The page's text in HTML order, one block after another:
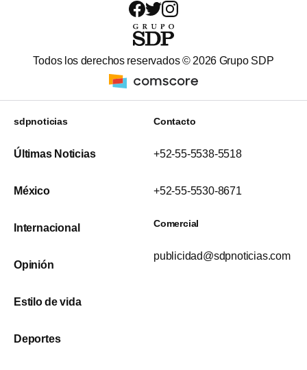
Todos los derechos reservados © 2026 Grupo SDP
sdpnoticias
Últimas Noticias
México
Internacional
Opinión
Estilo de vida
Deportes
Contacto
+52-55-5538-5518
+52-55-5530-8671
Comercial
publicidad@sdpnoticias.com